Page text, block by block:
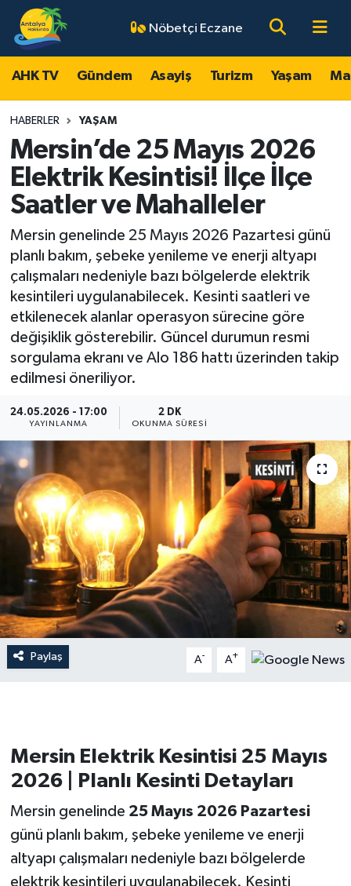
Nöbetçi Eczane
AHK TV Gündem Asayiş Turizm Yaşam
HABERLER YAŞAM
Mersin’de 25 Mayıs 2026
Elektrik Kesintisi! İlçe İlçe
Saatler ve Mahalleler
Mersin genelinde 25 Mayıs 2026 Pazartesi günü
planlı bakım, şebeke yenileme ve enerji altyapı
çalışmaları nedeniyle bazı bölgelerde elektrik
kesintileri uygulanabilecek. Kesinti saatleri ve
etkilenecek alanlar operasyon sürecine göre
değişiklik gösterebilir. Güncel durumun resmi
sorgulama ekranı ve Alo 186 hattı üzerinden takip
edilmesi öneriliyor.
24.05.2026 - 17:00
YAYINLANMA
2 DK
OKUNMA SÜRESI
Paylaş A- A+
Mersin Elektrik Kesintisi 25 Mayıs
2026 | Planlı Kesinti Detayları
Mersin genelinde 25 Mayıs 2026 Pazartesi
günü planlı bakım, şebeke yenileme ve enerji
altyapı çalışmaları nedeniyle bazı bölgelerde
elektrik kesintileri uygulanabilecek. Kesinti
AHK TV
Gündem
Asayiş
Turizm
Magazin
Ekonomi
Spor
Dünya
Resmi Reklamlar
Antalya Nöbetçi Eczaneler
Antalya Hava Durumu
Antalya Namaz Vakitleri
Antalya Trafik Yoğunluk Haritası
Tüm Manşetler
Son Dakika Haberleri
Haber Arşivi